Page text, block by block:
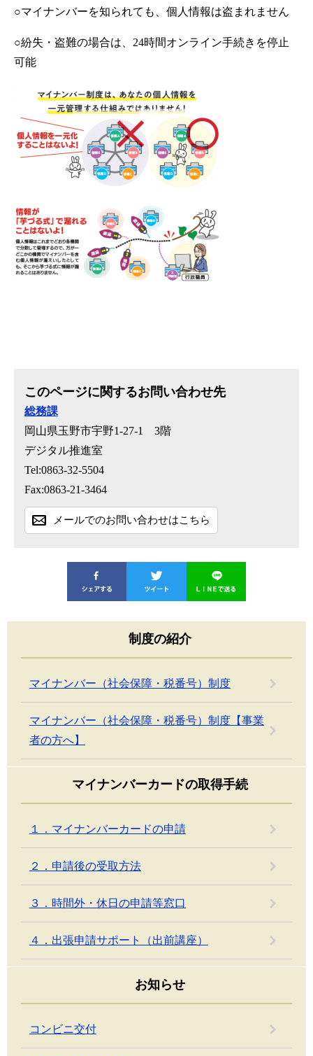
○マイナンバーを知られても、個人情報は盗まれません
○紛失・盗難の場合は、24時間オンライン手続きを停止
可能
このページに関するお問い合わせ先
総務課
岡山県玉野市宇野1-27-1 3階
デジタル推進室
Tel:0863-32-5504
Fax:0863-21-3464
メールでのお問い合わせはこちら
制度の紹介
マイナンバー（社会保障・税番号）制度
マイナンバー（社会保障・税番号）制度【事業
者の方へ】
マイナンバーカードの取得手続
１．マイナンバーカードの申請
２．申請後の受取方法
３．時間外・休日の申請等窓口
４．出張申請サポート（出前講座）
お知らせ
コンビニ交付